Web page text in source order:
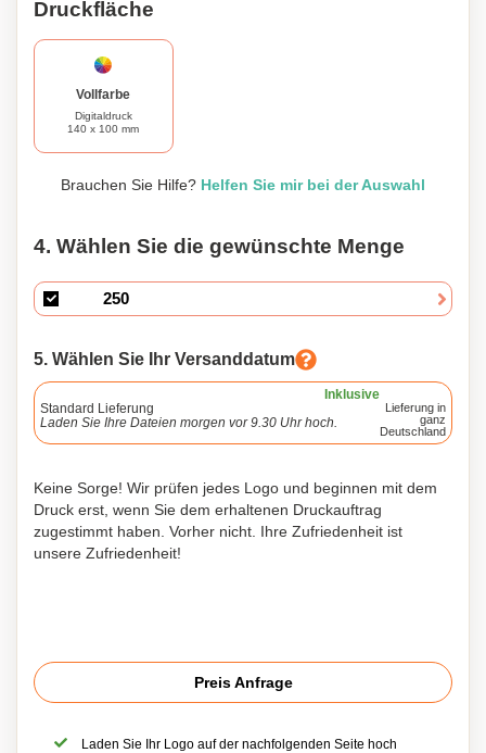
Druckfläche
Vollfarbe
Digitaldruck
140 x 100 mm
Brauchen Sie Hilfe? Helfen Sie mir bei der Auswahl
4. Wählen Sie die gewünschte Menge
5. Wählen Sie Ihr Versanddatum
Inklusive
Standard Lieferung
Laden Sie Ihre Dateien morgen vor 9.30 Uhr hoch.
Lieferung in
ganz
Deutschland
Keine Sorge! Wir prüfen jedes Logo und beginnen mit dem
Druck erst, wenn Sie dem erhaltenen Druckauftrag
zugestimmt haben. Vorher nicht. Ihre Zufriedenheit ist
unsere Zufriedenheit!
Preis Anfrage
Laden Sie Ihr Logo auf der nachfolgenden Seite hoch